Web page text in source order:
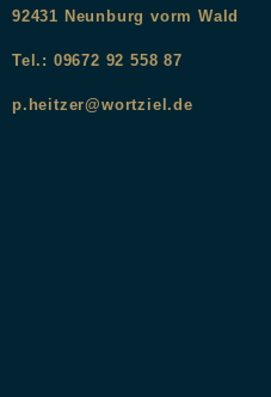
92431 Neunburg vorm Wald
Tel.: 09672 92 558 87
p.heitzer@wortziel.de